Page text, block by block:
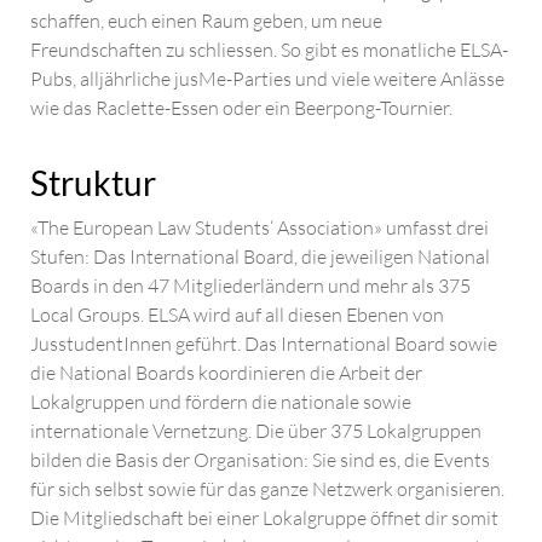
schaffen, euch einen Raum geben, um neue
Freundschaften zu schliessen. So gibt es monatliche ELSA-
Pubs, alljährliche jusMe-Parties und viele weitere Anlässe
wie das Raclette-Essen oder ein Beerpong-Tournier.
Struktur
«The European Law Students‘ Association» umfasst drei
Stufen: Das International Board, die jeweiligen National
Boards in den 47 Mitgliederländern und mehr als 375
Local Groups. ELSA wird auf all diesen Ebenen von
JusstudentInnen geführt. Das International Board sowie
die National Boards koordinieren die Arbeit der
Lokalgruppen und fördern die nationale sowie
internationale Vernetzung. Die über 375 Lokalgruppen
bilden die Basis der Organisation: Sie sind es, die Events
für sich selbst sowie für das ganze Netzwerk organisieren.
Die Mitgliedschaft bei einer Lokalgruppe öffnet dir somit